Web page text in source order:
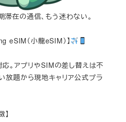
滞在の通信、もう迷わない。
eSIM（小龍eSIM）】
。アプリやSIMの差し替えは不
放題から現地キャリア公式プラ